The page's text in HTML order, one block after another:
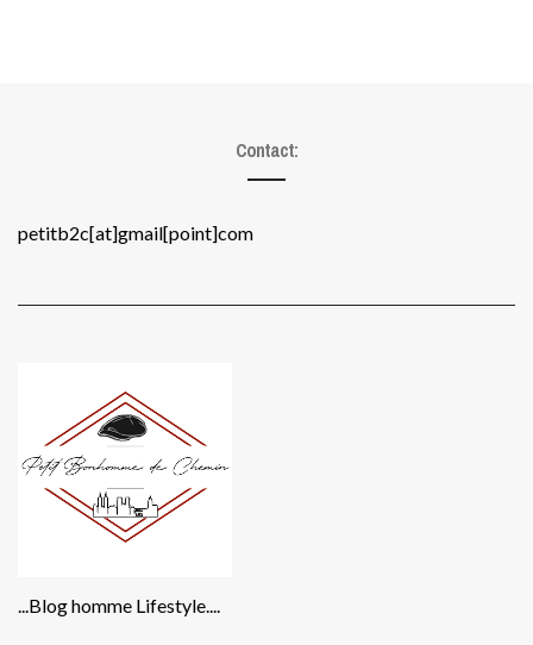
Contact:
petitb2c[at]gmail[point]com
...Blog homme Lifestyle....